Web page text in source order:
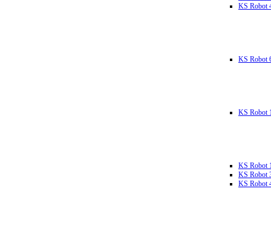
KS Robot
KS Robot
KS Robot
KS Robot
KS Robot
KS Robot